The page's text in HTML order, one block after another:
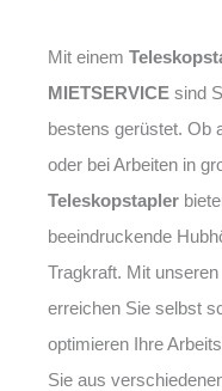
Mit einem
MIETSERVICE sind
bestens gerüstet. Ob
oder bei Arbeiten in
Teleskopstapler
beeindruckende
Tragkraft. Mit unseren
erreichen Sie selbst
optimieren Ihre
Sie aus